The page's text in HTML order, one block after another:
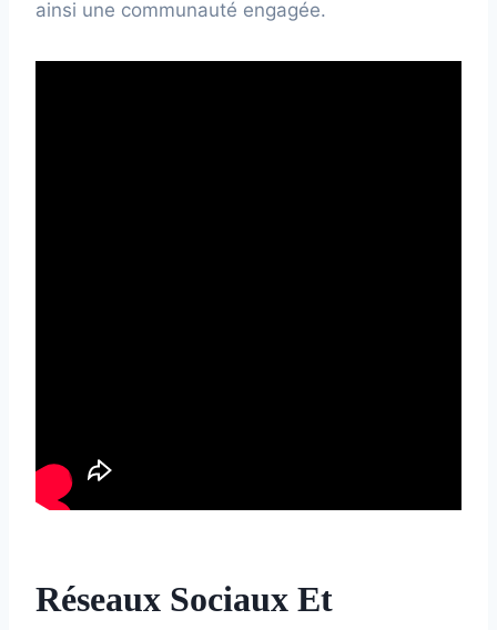
ainsi une communauté engagée.
Réseaux Sociaux Et